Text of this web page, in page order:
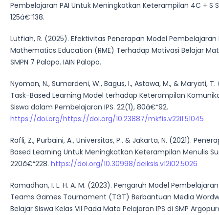
Pembelajaran PAI Untuk Meningkatkan Keterampilan 4C + S
125â€“138.
Lutfiah, R. (2025). Efektivitas Penerapan Model Pembelajaran
Mathematics Education (RME) Terhadap Motivasi Belajar
SMPN 7 Palopo. IAIN Palopo.
Nyoman, N., Sumardeni, W., Bagus, I., Astawa, M., & Maryati,
Task-Based Learning Model terhadap Keterampilan
Siswa dalam Pembelajaran IPS. 22(1), 80â€“92.
https://doi.org/https://doi.org/10.23887/mkfis.v22i1.51045
Rafli, Z., Purbaini, A., Universitas, P., & Jakarta, N. (2021).
Based Learning Untuk Meningkatkan Keterampilan Menulis
220â€“228. https://doi.org/10.30998/deiksis.v12i02.5026
Ramadhan, I. L. H. A. M. (2023). Pengaruh Model
Teams Games Tournament (TGT) Berbantuan Media
Belajar Siswa Kelas VII Pada Mata Pelajaran IPS di SMP